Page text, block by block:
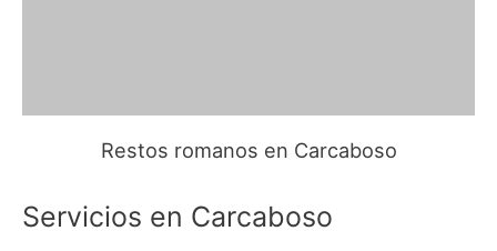
Restos romanos en Carcaboso
Servicios en Carcaboso